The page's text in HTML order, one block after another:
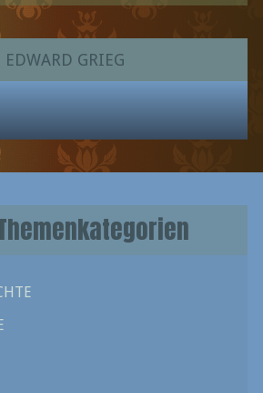
EDWARD GRIEG